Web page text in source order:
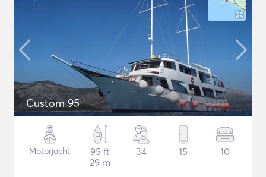
Custom 95
Motorjacht
95 ft
29 m
34 15 10